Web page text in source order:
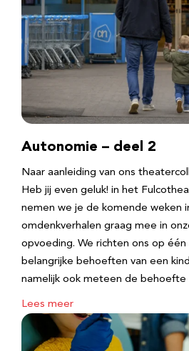
Autonomie – deel 2
Naar aanleiding van ons
Heb jij even geluk! in het
nemen we je de komende weken
omdenkverhalen graag mee in
opvoeding. We richten ons op
belangrijke behoeften van een
namelijk ook meteen de
Lees meer